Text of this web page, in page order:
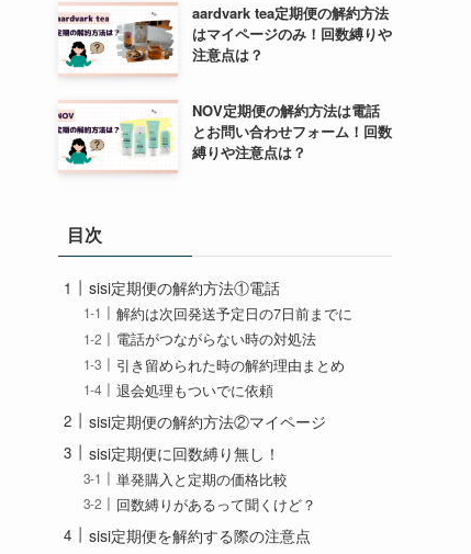
aardvark tea定期便の解約方法
はマイページのみ！回数縛りや
注意点は？
NOV定期便の解約方法は電話
とお問い合わせフォーム！回数
縛りや注意点は？
目次
sisi定期便の解約方法①電話
解約は次回発送予定日の7日前までに
電話がつながらない時の対処法
引き留められた時の解約理由まとめ
退会処理もついでに依頼
sisi定期便の解約方法②マイページ
sisi定期便に回数縛り無し！
単発購入と定期の価格比較
回数縛りがあるって聞くけど？
sisi定期便を解約する際の注意点